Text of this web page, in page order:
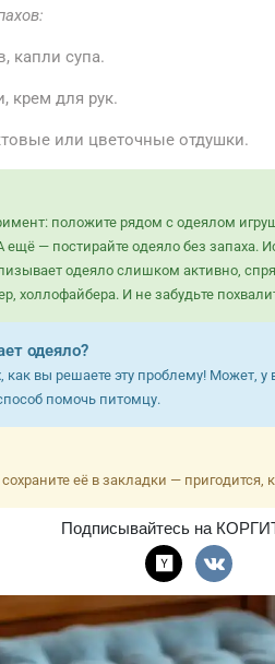
капли супа.
крем для рук.
или цветочные отдушки.
положите рядом с одеялом
— постирайте одеяло без запаха.
одеяло слишком активно,
холлофайбера. И не забудьте
одеяло?
вы решаете эту проблему! Может,
помочь питомцу.
её в закладки —
Подписывайтесь на